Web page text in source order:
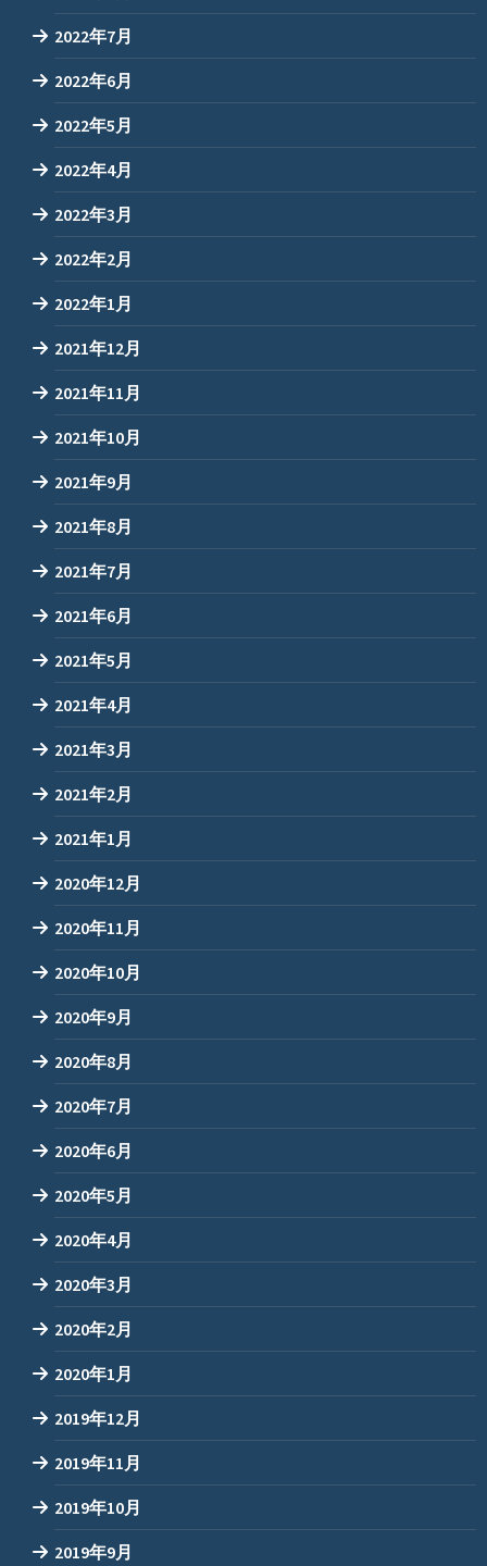
2022年7月
2022年6月
2022年5月
2022年4月
2022年3月
2022年2月
2022年1月
2021年12月
2021年11月
2021年10月
2021年9月
2021年8月
2021年7月
2021年6月
2021年5月
2021年4月
2021年3月
2021年2月
2021年1月
2020年12月
2020年11月
2020年10月
2020年9月
2020年8月
2020年7月
2020年6月
2020年5月
2020年4月
2020年3月
2020年2月
2020年1月
2019年12月
2019年11月
2019年10月
2019年9月